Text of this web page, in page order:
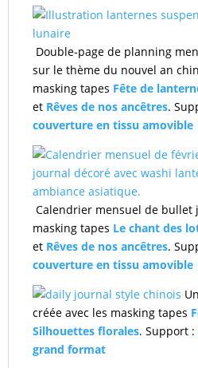
Double-page de planning
sur le thème du nouvel an
masking tapes Fête de
et Rêves de nos ancêtres.
couverture en tissu amovible
Calendrier mensuel de bullet
masking tapes Le chant des
et Rêves de nos ancêtres.
couverture en tissu amovible
créée avec les masking tapes
Silhouettes florales. Support :
grand format